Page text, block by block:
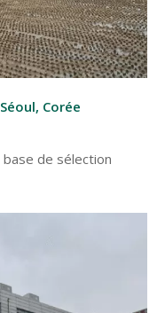
Corée
de sélection